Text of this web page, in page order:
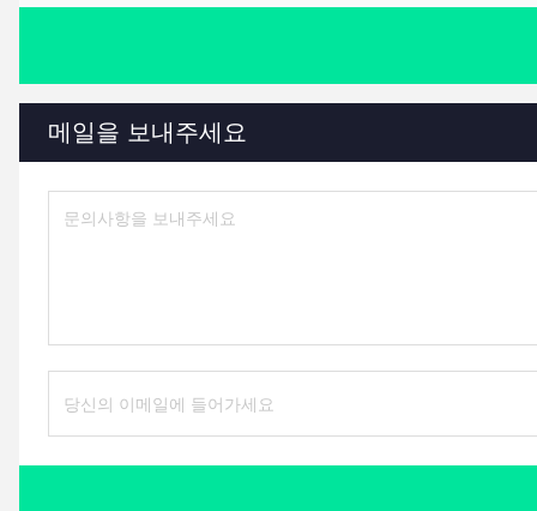
메일을 보내주세요